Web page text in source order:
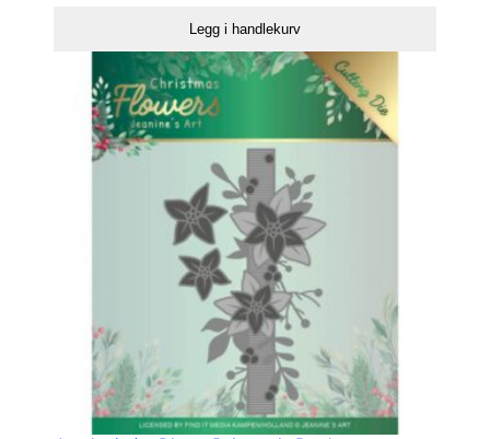
antall
Legg i handlekurv